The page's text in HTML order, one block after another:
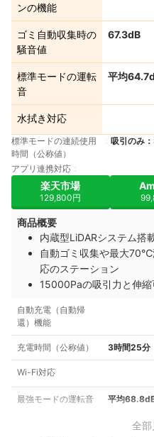
ンの機能
ゴミ自動収集時の
騒音値
67.3dB
標準モードの運転
音
平均
水拭き対応
標準モードの連続使用
時間（公称値）
吸引のみ
アプリ連携対応
楽天市場
129,800円
商品概要
内蔵型LiDARシステム搭
自動ゴミ収集や最大
応のステーション
15000Paの吸引力と伸
自動充電（自動帰
還）機能
充電時間（公称値） 3時間25分
Wi-Fi対応
最強モードの運転音 平均
全部